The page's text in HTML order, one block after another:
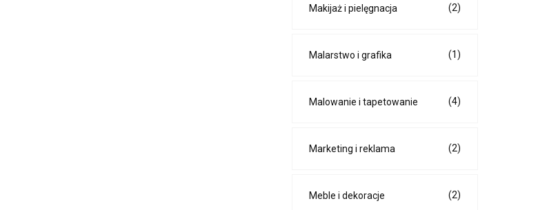
Makijaż i pielęgnacja (2)
Malarstwo i grafika (1)
Malowanie i tapetowanie (4)
Marketing i reklama (2)
Meble i dekoracje (2)